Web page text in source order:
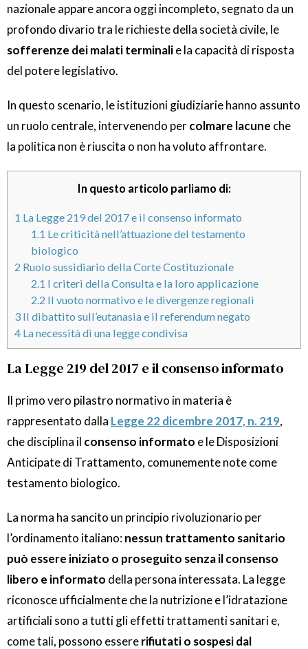
nazionale appare ancora oggi incompleto, segnato da un
profondo divario tra le richieste della società civile, le
sofferenze dei malati terminalie la capacità di risposta
del potere legislativo.
In questo scenario, le istituzioni giudiziarie hanno assunto
un ruolo centrale, intervenendo percolmare lacune che
la politica non è riuscita o non ha voluto affrontare.
In questo articolo parliamo di:
1 La Legge 219 del 2017 e il consenso informato
1.1 Le criticità nell’attuazione del testamento
biologico
2 Ruolo sussidiario della Corte Costituzionale
2.1 I criteri della Consulta e la loro applicazione
2.2 Il vuoto normativo e le divergenze regionali
3 Il dibattito sull’eutanasia e il referendum negato
4 La necessità di una legge condivisa
La Legge 219 del 2017 e il consenso informato
Il primo vero pilastro normativo in materia è
rappresentato dalla Legge 22 dicembre 2017, n. 219,
che disciplina il consenso informato e le Disposizioni
Anticipate di Trattamento, comunemente note come
testamento biologico.
La norma ha sancito un principio rivoluzionario per
l’ordinamento italiano:nessun trattamento sanitario
può essere iniziato o proseguito senza il consenso
libero e informato della persona interessata. La legge
riconosce ufficialmente che la nutrizione e l’idratazione
artificiali sono a tutti gli effetti trattamenti sanitari e,
come tali, possono essererifiutati o sospesi dal